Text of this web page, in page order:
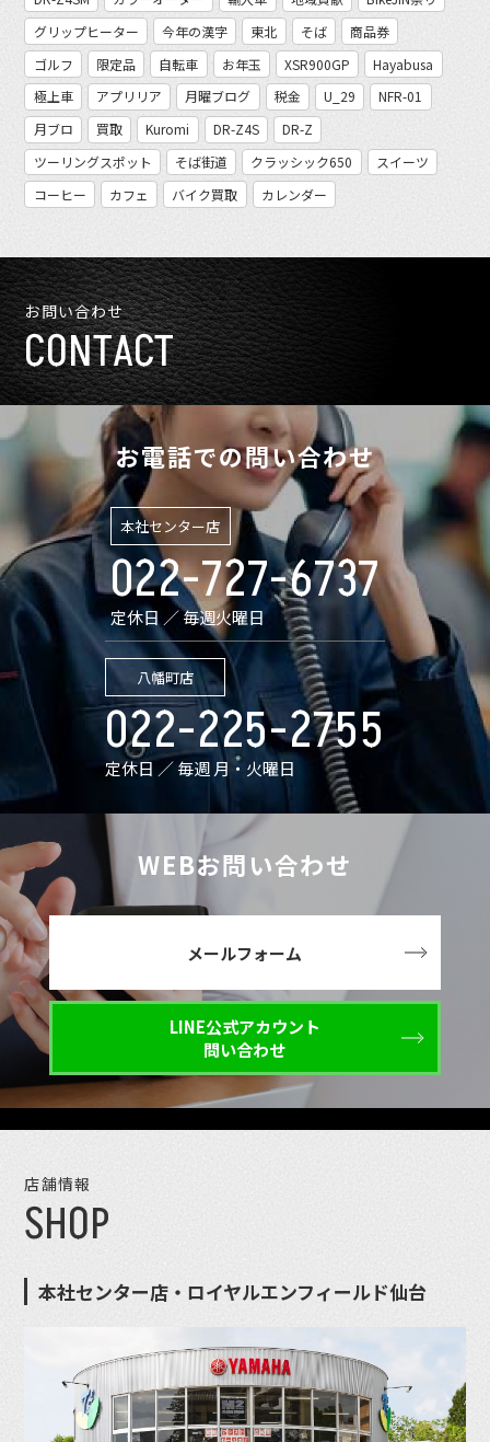
グリップヒーター
今年の漢字 東北 そば
商品券
ゴルフ
限定品 自転車 お年玉 XSR900GP
Hayabusa
極上車
アプリリア 月曜ブログ 税金 U_29
NFR-01
月ブロ
買取 Kuromi DR-Z4S
DR-Z
ツーリングスポット
そば街道 クラッシック650
スイーツ
コーヒー
カフェ バイク買取 カレンダー
お問い合わせ
CONTACT
お電話での問い合わせ
本社センター店
022-727-6737
定休日 ／ 毎週火曜日
八幡町店
022-225-2755
定休日 ／ 毎週 月・火曜日
WEBお問い合わせ
メールフォーム
LINE公式アカウント
問い合わせ
店舗情報
SHOP
本社センター店・ロイヤルエンフィールド仙台